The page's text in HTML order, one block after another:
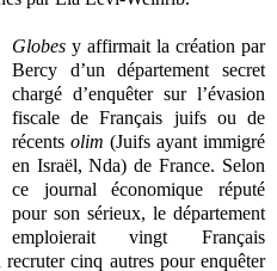
Globes y affirmait la création par
Bercy d’un département secret
chargé d’enquêter sur l’évasion
fiscale de Français juifs ou de
récents olim (Juifs ayant immigré
en Israël, Nda)de France. Selon
ce journal économique réputé
pour son sérieux, le département
emploierait vingt Français
cinq autres pour enquêter